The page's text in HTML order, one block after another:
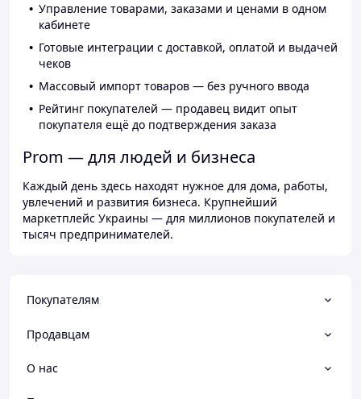
Управление товарами, заказами и ценами в одном
кабинете
Готовые интеграции с доставкой, оплатой и выдачей
чеков
Массовый импорт товаров — без ручного ввода
Рейтинг покупателей — продавец видит опыт
покупателя ещё до подтверждения заказа
Prom — для людей и бизнеса
Каждый день здесь находят нужное для дома, работы,
увлечений и развития бизнеса. Крупнейший
маркетплейс Украины — для миллионов покупателей и
тысяч предпринимателей.
Покупателям
Продавцам
О нас